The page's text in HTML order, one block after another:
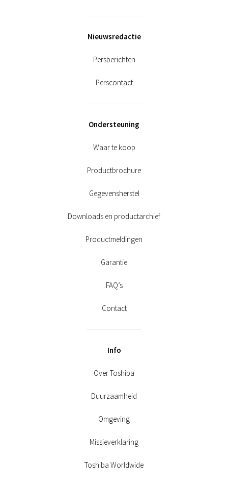
Nieuwsredactie
Persberichten
Perscontact
Ondersteuning
Waar te koop
Productbrochure
Gegevensherstel
Downloads en productarchief
Productmeldingen
Garantie
FAQ’s
Contact
Info
Over Toshiba
Duurzaamheid
Omgeving
Missieverklaring
Toshiba Worldwide